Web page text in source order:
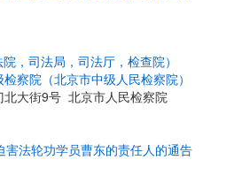
，司法局，司法厅，检查院）
察院（北京市中级人民检察院）
北大街9号 北京市人民检察院
害法轮功学员曹东的责任人的通告